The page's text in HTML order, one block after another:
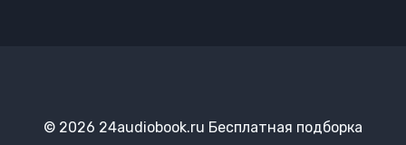
© 2026 24audiobook.ru Бесплатная подборка